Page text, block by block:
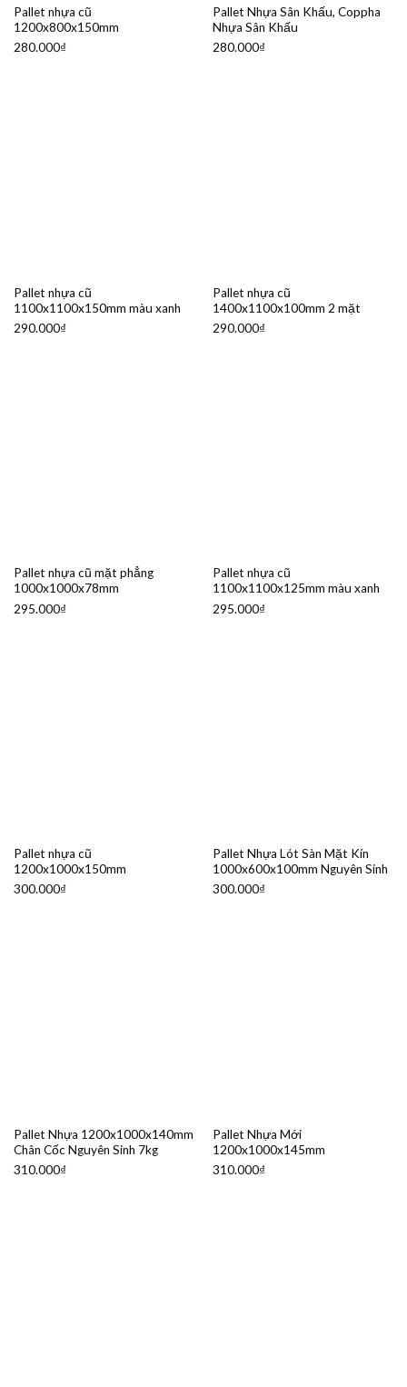
Pallet nhựa cũ
1200x800x150mm
280.000₫
Pallet Nhựa Sân Khấu, Coppha
Nhựa Sân Khấu
280.000₫
Pallet nhựa cũ
1100x1100x150mm màu xanh
290.000₫
Pallet nhựa cũ
1400x1100x100mm 2 mặt
290.000₫
Pallet nhựa cũ mặt phẳng
1000x1000x78mm
295.000₫
Pallet nhựa cũ
1100x1100x125mm màu xanh
295.000₫
Pallet nhựa cũ
1200x1000x150mm
300.000₫
Pallet Nhựa Lót Sàn Mặt Kín
1000x600x100mm Nguyên Sinh
300.000₫
Pallet Nhựa 1200x1000x140mm
Chân Cốc Nguyên Sinh 7kg
310.000₫
Pallet Nhựa Mới
1200x1000x145mm
310.000₫